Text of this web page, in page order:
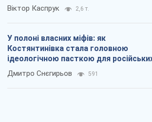
Віктор Каспрук 2,6 т.
У полоні власних міфів: як
Костянтинівка стала головною
ідеологічною пасткою для
окупантів
Дмитро Снєгирьов 591